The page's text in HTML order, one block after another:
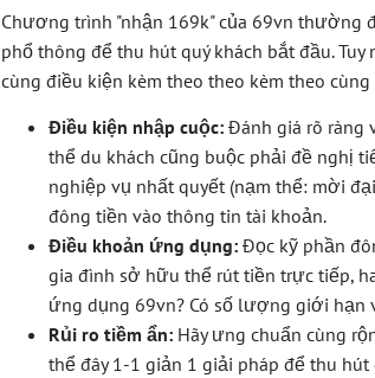
Chương trình "nhận 169k" của 69vn thường
phổ thông để thu hút quý khách bắt đầu.
cùng điều kiện kèm theo theo kèm theo
Điều kiện nhập cuộc: Đánh giá rõ ràng
thể du khách cũng buộc phải đề nghị
nghiệp vụ nhất quyết (nạm thể: mời
đông tiền vào thông tin tài khoản.
Điều khoản ứng dụng: Đọc kỹ phần
gia đình sở hữu thể rút tiền trực tiếp,
ứng dụng 69vn? Có số lượng giới
Rủi ro tiềm ẩn: Hãy ưng chuẩn cùng
thể đây 1-1 giản 1 giải pháp để thu